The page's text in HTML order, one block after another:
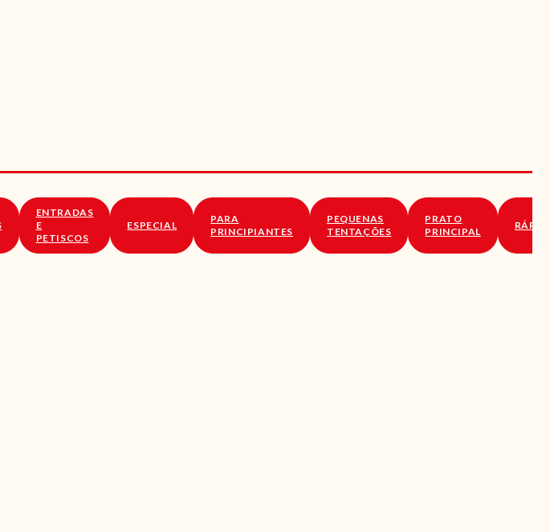
NÓS
ENTRADAS
E
PETISCOS
ESPECIAL
PARA
PRINCIPIANTES
PEQUENAS
TENTAÇÕES
PRATO
PRINCIPAL